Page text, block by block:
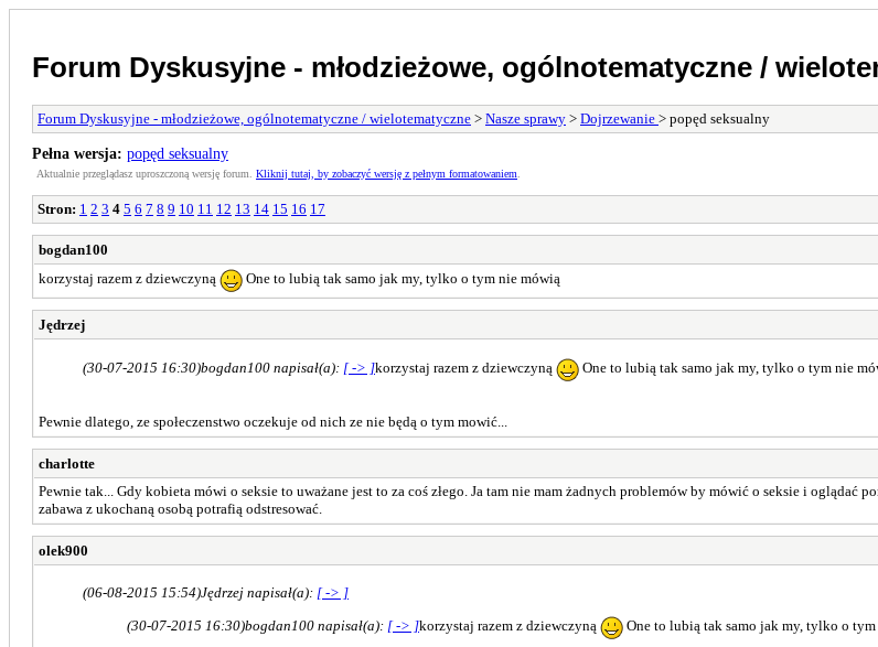
Forum Dyskusyjne - młodzieżowe, ogólnotematyczne /
Forum Dyskusyjne - młodzieżowe, ogólnotematyczne / wielotematyczne > Nasze sprawy > Dojrzewanie > popęd seksualny
Pełna wersja: popęd seksualny
Aktualnie przeglądasz uproszczoną wersję forum. Kliknij tutaj, by zobaczyć wersję z pełnym formatowaniem
Stron: 1 2 3 4 5 6 7 8 9 10 11 12 13 14 15 16 17
bogdan100
korzystaj razem z dziewczyną
One to lubią tak samo jak my, tylko o tym nie mówią
Jędrzej
(30-07-2015 16:30)bogdan100 napisał(a): [ -> ]korzystaj razem z dziewczyną One to lubią tak samo jak my, tylko o tym nie
Pewnie dlatego, ze społeczenstwo oczekuje od nich ze nie będą o tym mowić...
charlotte
Pewnie tak... Gdy kobieta mówi o seksie to uważane jest to za coś złego. Ja tam nie mam żadnych problemów by mówić o seksie i oglądać
zabawa z ukochaną osobą potrafią odstresować.
olek900
(06-08-2015 15:54)Jędrzej napisał(a): [ -> ]
(30-07-2015 16:30)bogdan100 napisał(a): [ -> ]korzystaj razem z dziewczyną One to lubią tak samo jak my, tylko o